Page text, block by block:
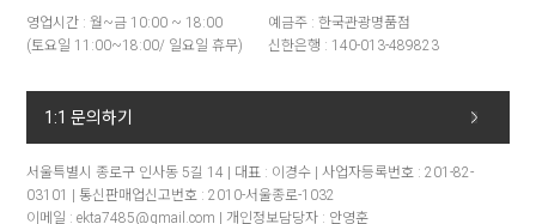
영업시간 : 월~금 10:00 ~ 18:00
(토요일 11:00~18:00/ 일요일 휴무)
예금주 : 한국관광명품점
신한은행 : 140-013-489823
1:1 문의하기
서울특별시 종로구 인사동 5길 14 | 대표 : 이경수 | 사업자등록번호 : 201-82-
03101 | 통신판매업신고번호 : 2010-서울종로-1032
이메일 : ekta7485@gmail.com | 개인정보담당자 : 안영훈